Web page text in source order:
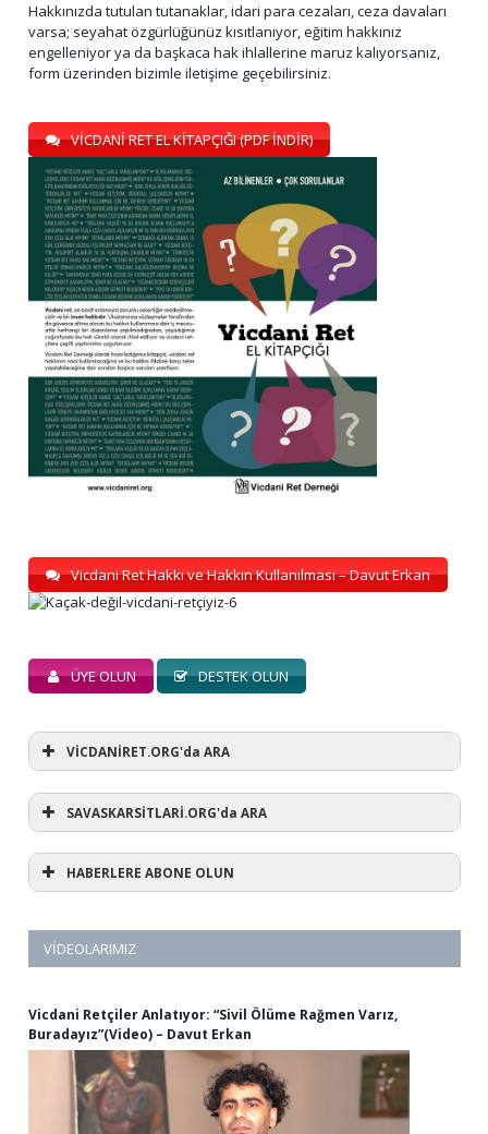
Hakkınızda tutulan tutanaklar, idari para cezaları, ceza davaları
varsa; seyahat özgürlüğünüz kısıtlanıyor, eğitim hakkınız
engelleniyor ya da başkaca hak ihlallerine maruz kalıyorsanız,
form üzerinden bizimle iletişime geçebilirsiniz.
VİCDANİ RET EL KİTAPÇIĞI (PDF İNDİR)
Vicdani Ret Hakkı ve Hakkın Kullanılması – Davut Erkan
ÜYE OLUN DESTEK OLUN
VİCDANİRET.ORG'da ARA
SAVASKARSİTLARİ.ORG'da ARA
HABERLERE ABONE OLUN
VIDEOLARIMIZ
Vicdani Retçiler Anlatıyor: “Sivil Ölüme Rağmen Varız,
Buradayız”(Video) – Davut Erkan